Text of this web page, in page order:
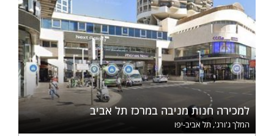
למכירה חנות מניבה במרכז תל אביב
המלך ג'ורג', תל אביב-יפו